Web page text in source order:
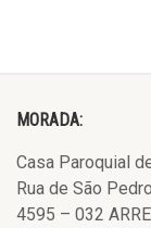
MORADA:
Casa Paroquial
Rua de São Pedro
4595 – 032